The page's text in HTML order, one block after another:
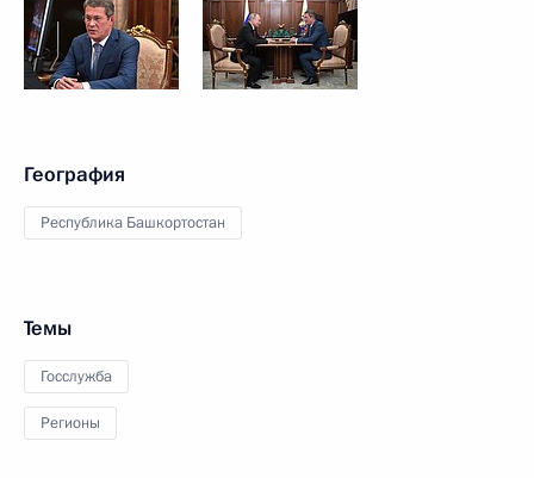
География
Республика Башкортостан
Темы
Госслужба
Регионы